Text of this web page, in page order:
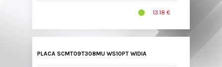
13.18 €
PLACA SCMT09T308MU WS10PT WIDIA